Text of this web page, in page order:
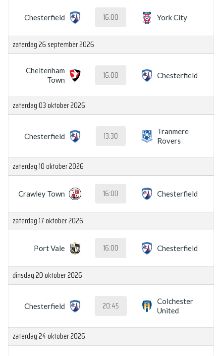
Chesterfield 16:00 York City
zaterdag 26 september 2026
Cheltenham
Town
16:00 Chesterfield
zaterdag 03 oktober 2026
Chesterfield 13:30
Tranmere
Rovers
zaterdag 10 oktober 2026
Crawley Town 16:00 Chesterfield
zaterdag 17 oktober 2026
Port Vale 16:00 Chesterfield
dinsdag 20 oktober 2026
Chesterfield 20:45
Colchester
United
zaterdag 24 oktober 2026